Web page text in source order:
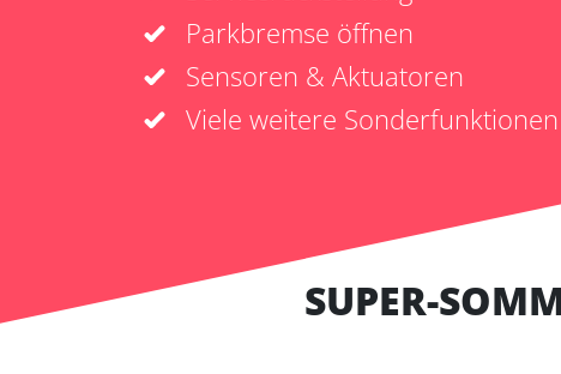
Parkbremse öffnen
Sensoren & Aktuatoren
Viele weitere Sonderfunktionen
SUPER-